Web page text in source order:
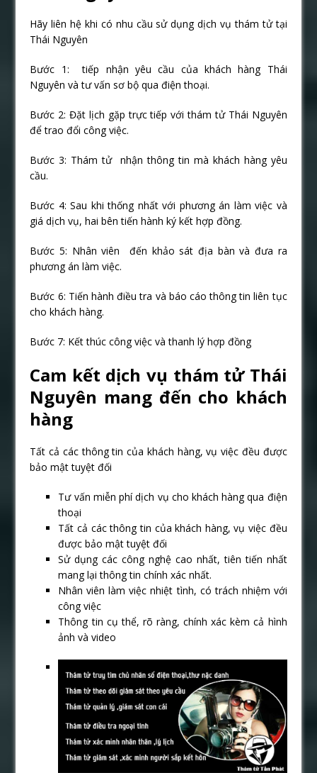
Hãy liên hệ khi có nhu cầu sử dụng dịch vụ thám tử tại
Thái Nguyên
Bước 1: tiếp nhận yêu cầu của khách hàng Thái
Nguyên và tư vấn sơ bộ qua điện thoại.
Bước 2: Đặt lịch gặp trực tiếp với thám tử Thái Nguyên
để trao đổi công việc.
Bước 3: Thám tử nhận thông tin mà khách hàng yêu
cầu.
Bước 4: Sau khi thống nhất với phương án làm việc và
giá dịch vụ, hai bên tiến hành ký kết hợp đồng.
Bước 5: Nhân viên đến khảo sát địa bàn và đưa ra
phương án làm việc.
Bước 6: Tiến hành điều tra và báo cáo thông tin liên tục
cho khách hàng.
Bước 7: Kết thúc công việc và thanh lý hợp đồng
Cam kết dịch vụ thám tử Thái
Nguyên mang đến cho khách
hàng
Tất cả các thông tin của khách hàng, vụ việc đều được
bảo mật tuyệt đối
Tư vấn miễn phí dịch vụ cho khách hàng qua điện
thoại
Tất cả các thông tin của khách hàng, vụ việc đều
được bảo mật tuyệt đối
Sử dụng các công nghệ cao nhất, tiên tiến nhất
mang lại thông tin chính xác nhất.
Nhân viên làm việc nhiệt tình, có trách nhiệm với
công việc
Thông tin cụ thể, rõ ràng, chính xác kèm cả hình
ảnh và video